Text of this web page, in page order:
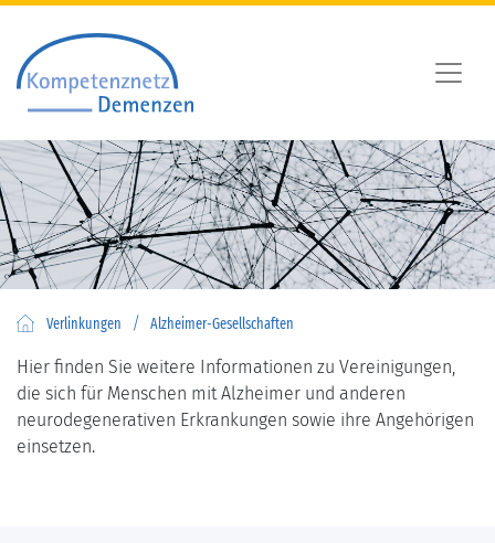
Verlinkungen / Alzheimer-Gesellschaften
Hier finden Sie weitere Informationen zu Vereinigungen,
die sich für Menschen mit Alzheimer und anderen
neurodegenerativen Erkrankungen sowie ihre Angehörigen
einsetzen.